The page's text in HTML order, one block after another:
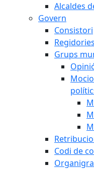
Alcaldes
Govern
Consistori
Regidories
Grups
Codi de